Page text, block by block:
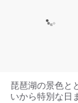
琵琶湖の景色と
いから特別な日